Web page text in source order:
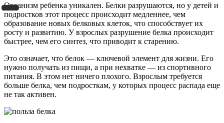
Организм ребенка уникален. Белки разрушаются, но у детей и
подростков этот процесс происходит медленнее, чем
образование новых белковых клеток, что способствует их
росту и развитию. У взрослых разрушение белка происходит
быстрее, чем его синтез, что приводит к старению.
Это означает, что белок — ключевой элемент для жизни. Его
нужно получать из пищи, а при нехватке — из спортивного
питания. В этом нет ничего плохого. Взрослым требуется
больше белка, чем подросткам, у которых процесс распада еще
не так активен.